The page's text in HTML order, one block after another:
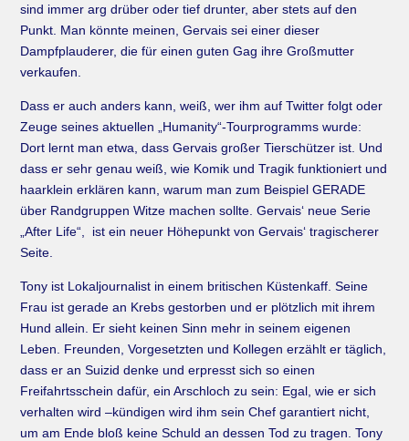
sind immer arg drüber oder tief drunter, aber stets auf den
Punkt. Man könnte meinen, Gervais sei einer dieser
Dampfplauderer, die für einen guten Gag ihre Großmutter
verkaufen.
Dass er auch anders kann, weiß, wer ihm auf Twitter folgt oder
Zeuge seines aktuellen „Humanity“-Tourprogramms wurde:
Dort lernt man etwa, dass Gervais großer Tierschützer ist. Und
dass er sehr genau weiß, wie Komik und Tragik funktioniert und
haarklein erklären kann, warum man zum Beispiel GERADE
über Randgruppen Witze machen sollte. Gervais‘ neue Serie
„After Life“, ist ein neuer Höhepunkt von Gervais‘ tragischerer
Seite.
Tony ist Lokaljournalist in einem britischen Küstenkaff. Seine
Frau ist gerade an Krebs gestorben und er plötzlich mit ihrem
Hund allein. Er sieht keinen Sinn mehr in seinem eigenen
Leben. Freunden, Vorgesetzten und Kollegen erzählt er täglich,
dass er an Suizid denke und erpresst sich so einen
Freifahrtsschein dafür, ein Arschloch zu sein: Egal, wie er sich
verhalten wird –kündigen wird ihm sein Chef garantiert nicht,
um am Ende bloß keine Schuld an dessen Tod zu tragen. Tony